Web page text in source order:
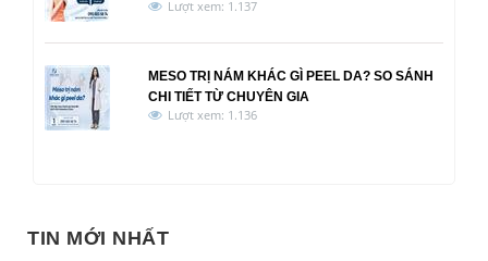
Lượt xem: 1.137
MESO TRỊ NÁM KHÁC GÌ PEEL DA? SO SÁNH
CHI TIẾT TỪ CHUYÊN GIA
Lượt xem: 1.136
TIN MỚI NHẤT